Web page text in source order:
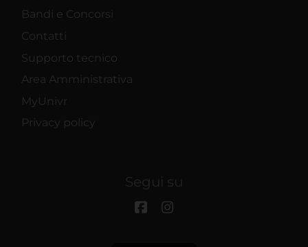
Bandi e Concorsi
Contatti
Supporto tecnico
Area Amministrativa
MyUnivr
Privacy policy
Segui su